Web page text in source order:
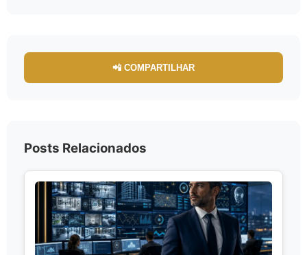
📲 COMPARTILHAR
Posts Relacionados